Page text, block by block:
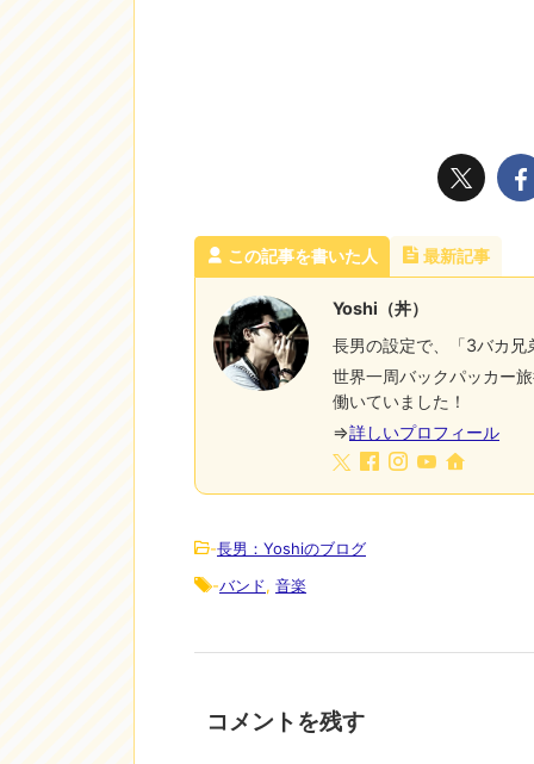
この記事を書いた人 最新記事
Yoshi（丼）
長男の設定で、「3バカ兄
世界一周バックパッカー
働いていました！
⇒詳しいプロフィール
-長男：Yoshiのブログ
-バンド, 音楽
コメントを残す